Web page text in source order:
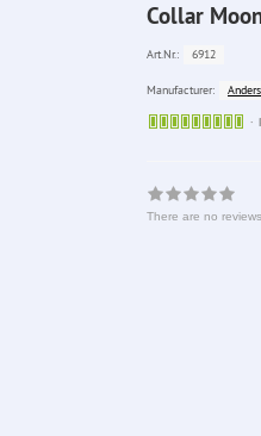
Collar
Art.Nr.: 6912
Manufacturer:
There are no